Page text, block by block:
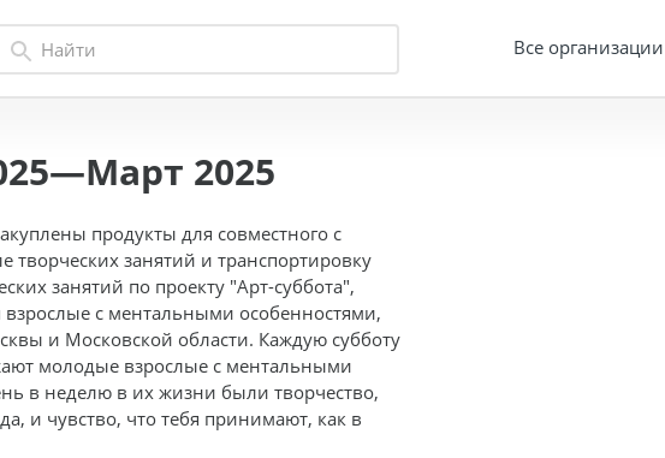
Все организации
2025
продукты для совместного с
творческих занятий и транспортировку
занятий по проекту "Арт-суббота",
взрослые с ментальными особенностями,
и Московской области. Каждую субботу
молодые взрослые с ментальными
в неделю в их жизни были творчество,
и чувство, что тебя принимают, как в